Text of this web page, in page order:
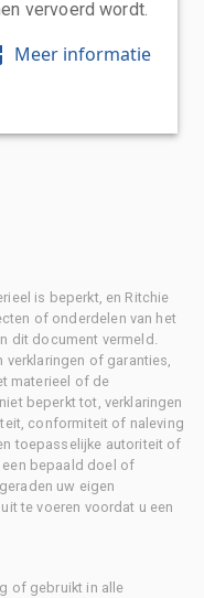
vervoerd wordt.
Meer informatie
is beperkt, en Ritchie
of onderdelen van het
dit document vermeld.
of garanties,
materieel of de
beperkt tot, verklaringen
conformiteit of naleving
toepasselijke autoriteit of
bepaald doel of
uw eigen
te voeren voordat u een
of gebruikt in alle